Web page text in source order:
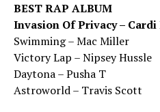
BEST RAP ALBUM
Invasion Of Privacy – Cardi
Swimming – Mac Miller
Victory Lap – Nipsey Hussle
Daytona – Pusha T
Astroworld – Travis Scott